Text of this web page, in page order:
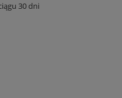
30 dni